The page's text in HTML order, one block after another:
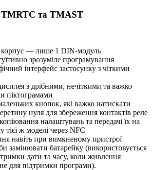
TMRTC та TMAST
— лише 1 DIN-модуль
зрозуміле програмування
інтерфейс застосунку з чіткими
з дрібними, нечіткими та важко
піктограмами
кнопок, які важко натискати
нуля для збереження контактів реле
налаштувань та передачі їх на
тієї ж моделі через NFC
навіть при вимкненому пристрої
замінювати батарейку (використовується
дати та часу, коли живлення
для підтримки програми).